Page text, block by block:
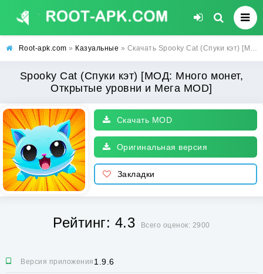
Root-apk.com » Казуальные » Скачать Spooky Cat (Спуки кэт) [МОД: Много монет, Открытые уровни и Мега MOD] | Взлом Spooky Cat на Андроид
Spooky Cat (Спуки кэт) [МОД: Много монет,
Открытые уровни и Мега MOD]
Скачать MOD
Оригинальная версия
Закладки
Рейтинг: 4.3 Всего оценок: 2900
Версия приложения:1.9.6